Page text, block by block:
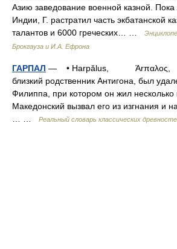
Азию заведование военной казной.
Индии, Г. растратил часть экбатанской
талантов и 6000 греческих… …
Брокгауза и И.А. Ефрона
ГАРПАЛ — • Harpălus, Άrπαλος,
близкий родственник Антигона, был
Филиппа, при котором он жил
Македонский вызвал его из изгнания и
Реальный словарь классических